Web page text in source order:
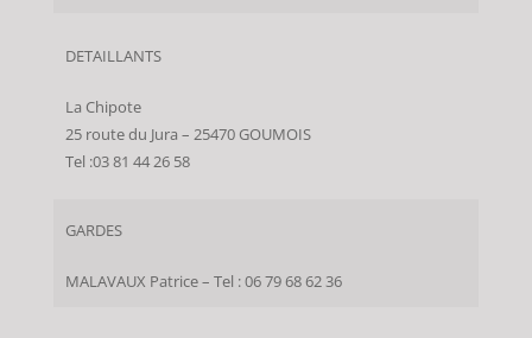
DETAILLANTS
La Chipote
25 route du Jura – 25470 GOUMOIS
Tel :03 81 44 26 58
GARDES
MALAVAUX Patrice – Tel : 06 79 68 62 36